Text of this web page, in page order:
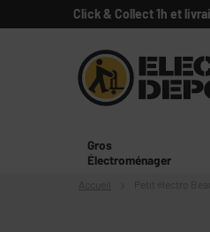
Click & Collect 1h et
Gros
Électroménager
Accueil Petit électro